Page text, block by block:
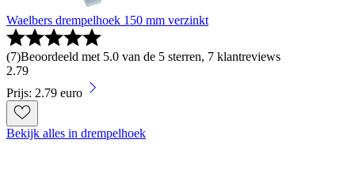
Waelbers drempelhoek 150 mm verzinkt
(7)Beoordeeld met 5.0 van de 5 sterren, 7 klantreviews
2.79
Prijs: 2.79 euro
Bekijk alles in drempelhoek